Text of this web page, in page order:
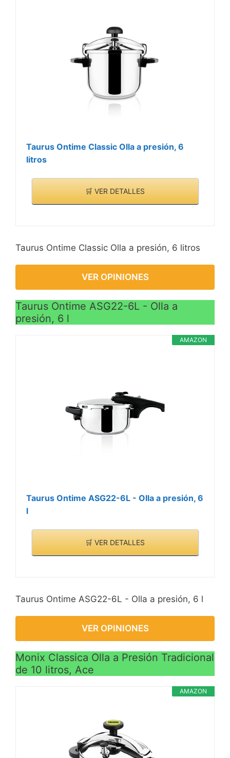
Taurus Ontime Classic Olla a presión, 6
litros
🛒 VER DETALLES
Taurus Ontime Classic Olla a presión, 6 litros
VER OPINIONES
Taurus Ontime ASG22-6L - Olla a
presión, 6 l
AMAZON
Taurus Ontime ASG22-6L - Olla a presión, 6
l
🛒 VER DETALLES
Taurus Ontime ASG22-6L - Olla a presión, 6 l
VER OPINIONES
Monix Classica Olla a Presión Tradicional
de 10 litros, Ace
AMAZON